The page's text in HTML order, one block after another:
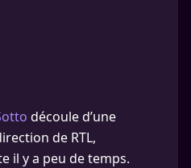
découle d’une
de RTL,
il y a peu de temps.